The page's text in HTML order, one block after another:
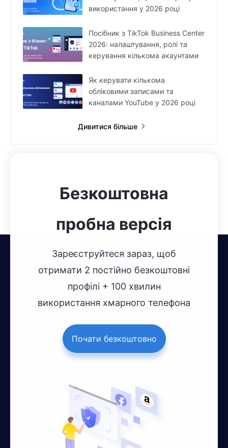
використання у 2026 році
Посібник з TikTok Business Center
2026: налаштування, ролі та
керування кількома акаунтами
Як керувати кількома
обліковими записами та
каналами YouTube у 2026 році
Дивитися більше
Безкоштовна
пробна версія
Зареєструйтеся зараз, щоб
отримати 2 постійно безкоштовні
профілі + 100 хвилин
використання хмарного телефона
Почати безкоштовно